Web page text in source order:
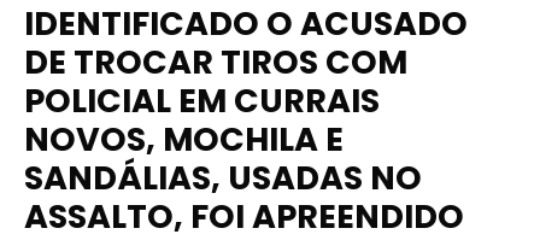
IDENTIFICADO O ACUSADO
DE TROCAR TIROS COM
POLICIAL EM CURRAIS
NOVOS, MOCHILA E
SANDÁLIAS, USADAS NO
ASSALTO, FOI APREENDIDO